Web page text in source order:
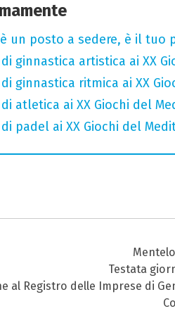
un posto a sedere, è il tuo
di ginnastica artistica ai XX
di ginnastica ritmica ai XX
di atletica ai XX Giochi del
di padel ai XX Giochi del
Testata
al Registro delle Imprese di